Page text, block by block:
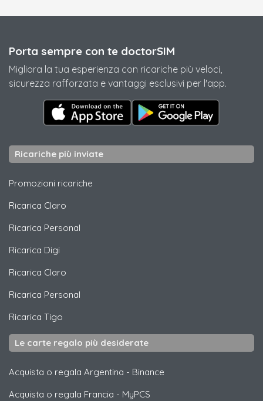
Porta sempre con te doctorSIM
Migliora la tua esperienza con ricariche più veloci,
sicurezza rafforzata e vantaggi esclusivi per l'app.
Ricariche più inviate
Promozioni ricariche
Ricarica Claro
Ricarica Personal
Ricarica Digi
Ricarica Claro
Ricarica Personal
Ricarica Tigo
Le carte regalo più desiderate
Acquista o regala Argentina - Binance
Acquista o regala Francia - MyPCS